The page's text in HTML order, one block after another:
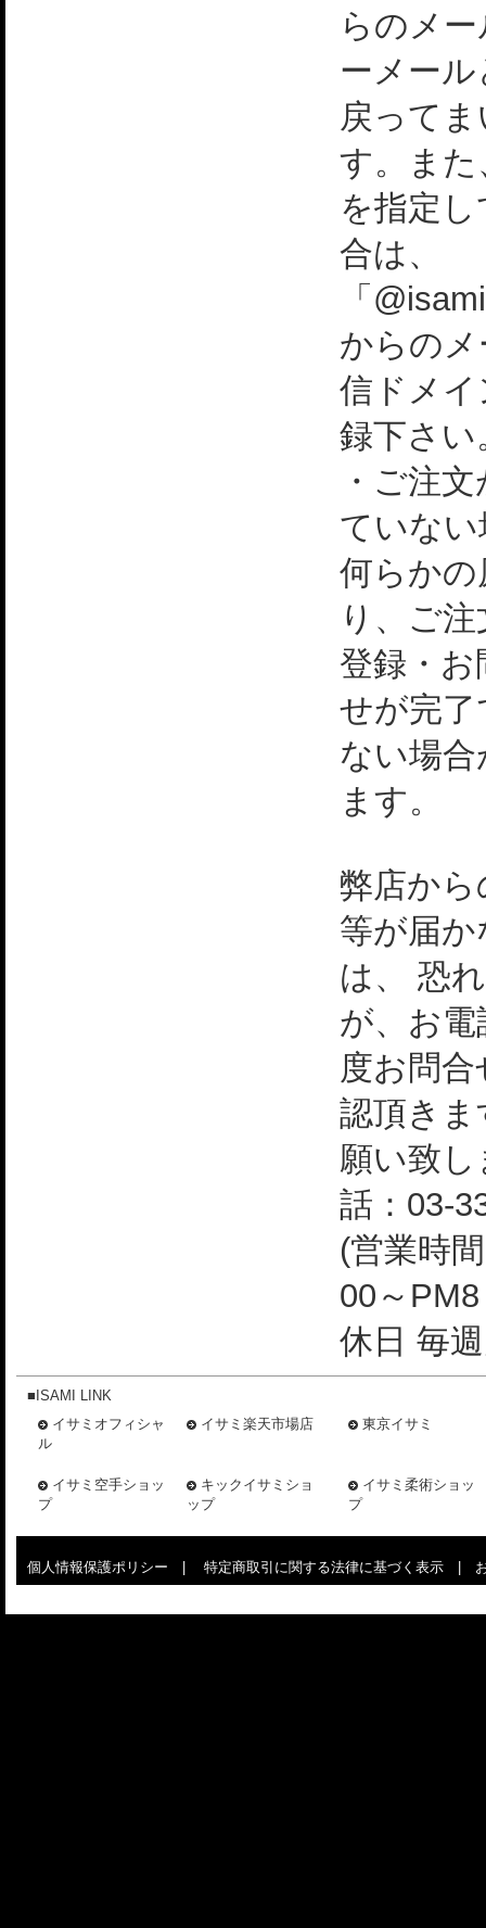
らのメ
ーメー
戻って
す。また
を指定
合は、
「
からの
信ドメ
録下さい
・ご注
ていない
何らか
り、ご
登録・
せが完
ない場
ます。
弊店か
等が届
は、 恐
が、お
度お問
認頂き
願い致
話：03-
(営業時
00～
休日 毎
■ISAMI LINK
イサミオフィシャ
ル
イサミ楽天市場店 東京イサミ
イサミ空手ショッ
プ
キックイサミショ
ップ
イサミ柔術ショッ
プ
個人情報保護ポリシー 特定商取引に関する法律に基づく表示